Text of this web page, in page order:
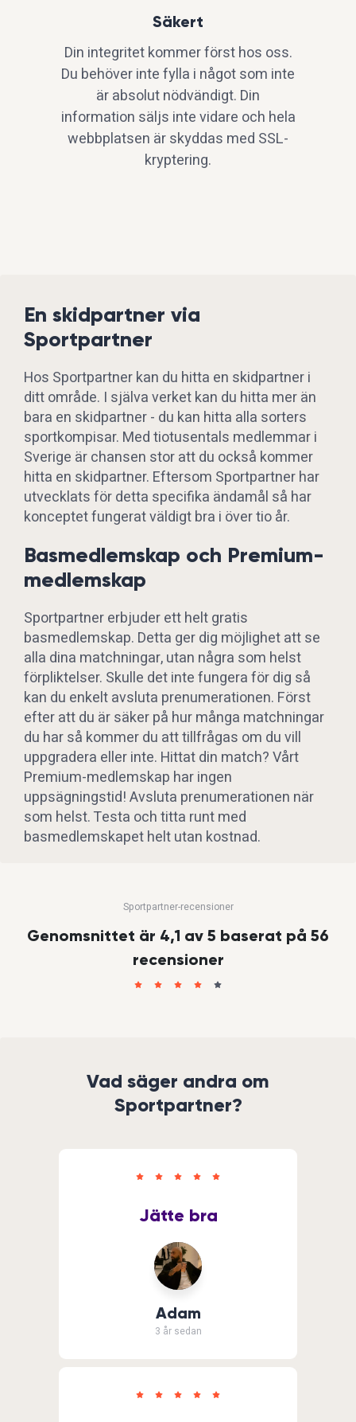
Säkert
Din integritet kommer först hos oss.
Du behöver inte fylla i något som inte
är absolut nödvändigt. Din
information säljs inte vidare och hela
webbplatsen är skyddas med SSL-
kryptering.
En skidpartner via
Sportpartner
Hos Sportpartner kan du hitta en skidpartner i
ditt område. I själva verket kan du hitta mer än
bara en skidpartner - du kan hitta alla sorters
sportkompisar. Med tiotusentals medlemmar i
Sverige är chansen stor att du också kommer
hitta en skidpartner. Eftersom Sportpartner har
utvecklats för detta specifika ändamål så har
konceptet fungerat väldigt bra i över tio år.
Basmedlemskap och Premium-
medlemskap
Sportpartner erbjuder ett helt gratis
basmedlemskap. Detta ger dig möjlighet att se
alla dina matchningar, utan några som helst
förpliktelser. Skulle det inte fungera för dig så
kan du enkelt avsluta prenumerationen. Först
efter att du är säker på hur många matchningar
du har så kommer du att tillfrågas om du vill
uppgradera eller inte. Hittat din match? Vårt
Premium-medlemskap har ingen
uppsägningstid! Avsluta prenumerationen när
som helst. Testa och titta runt med
basmedlemskapet helt utan kostnad.
Sportpartner-recensioner
Genomsnittet är 4,1 av 5 baserat på 56
recensioner
Vad säger andra om
Sportpartner?
Adam
3 år sedan
Jätte bra